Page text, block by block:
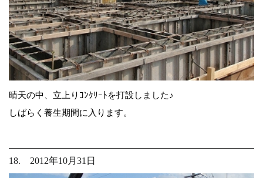
晴天の中、立上りｺﾝｸﾘｰﾄを打設しました♪
しばらく養生期間に入ります。
18. 2012年10月31日